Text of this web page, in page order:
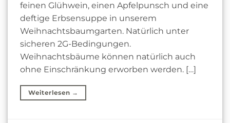
feinen Glühwein, einen Apfelpunsch und eine
deftige Erbsensuppe in unserem
Weihnachtsbaumgarten. Natürlich unter
sicheren 2G-Bedingungen.
Weihnachtsbäume können natürlich auch
ohne Einschränkung erworben werden. […]
Weiterlesen →